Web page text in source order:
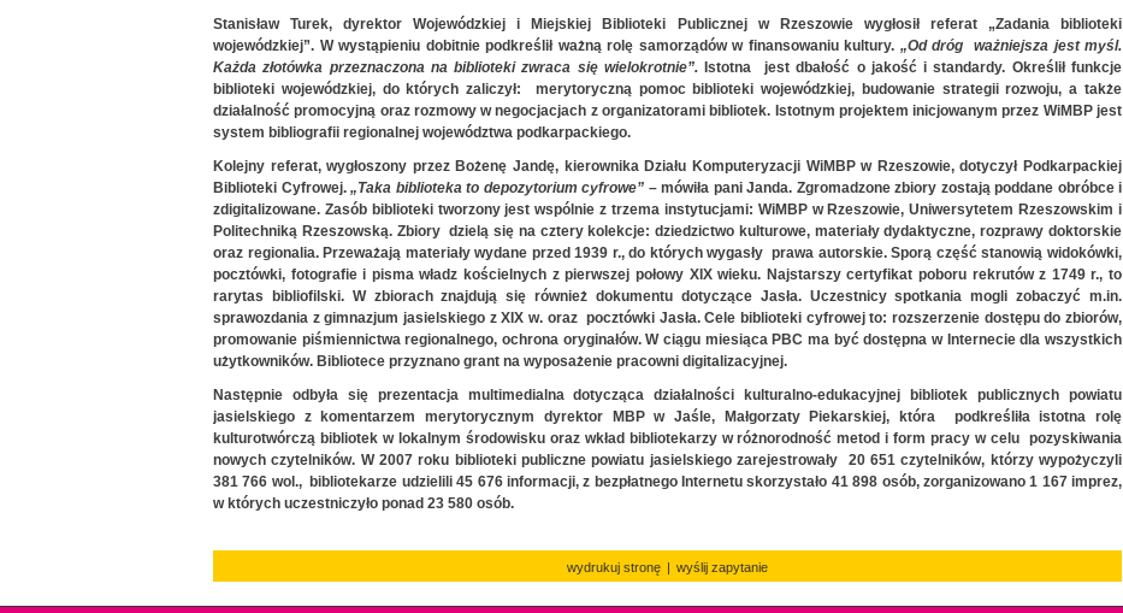
Stanisław Turek, dyrektor Wojewódzkiej i Miejskiej Biblioteki Publicznej w Rzeszowie wygłosił referat „Zadania biblioteki
wojewódzkiej”. W wystąpieniu dobitnie podkreślił ważną rolę samorządów w finansowaniu kultury. „Od dróg ważniejsza jest myśl.
Każda złotówka przeznaczona na biblioteki zwraca się wielokrotnie”. Istotna jest dbałość o jakość i standardy. Określił funkcje
biblioteki wojewódzkiej, do których zaliczył: merytoryczną pomoc biblioteki wojewódzkiej, budowanie strategii rozwoju, a także
działalność promocyjną oraz rozmowy w negocjacjach z organizatorami bibliotek. Istotnym projektem inicjowanym przez WiMBP jest
system bibliografii regionalnej województwa podkarpackiego.
Kolejny referat, wygłoszony przez Bożenę Jandę, kierownika Działu Komputeryzacji WiMBP w Rzeszowie, dotyczył Podkarpackiej
Biblioteki Cyfrowej. „Taka biblioteka to depozytorium cyfrowe” – mówiła pani Janda. Zgromadzone zbiory zostają poddane obróbce i
zdigitalizowane. Zasób biblioteki tworzony jest wspólnie z trzema instytucjami: WiMBP w Rzeszowie, Uniwersytetem Rzeszowskim i
Politechniką Rzeszowską. Zbiory dzielą się na cztery kolekcje: dziedzictwo kulturowe, materiały dydaktyczne, rozprawy doktorskie
oraz regionalia. Przeważają materiały wydane przed 1939 r., do których wygasły prawa autorskie. Sporą część stanowią widokówki,
pocztówki, fotografie i pisma władz kościelnych z pierwszej połowy XIX wieku. Najstarszy certyfikat poboru rekrutów z 1749 r., to
rarytas bibliofilski. W zbiorach znajdują się również dokumentu dotyczące Jasła. Uczestnicy spotkania mogli zobaczyć m.in.
sprawozdania z gimnazjum jasielskiego z XIX w. oraz pocztówki Jasła. Cele biblioteki cyfrowej to: rozszerzenie dostępu do zbiorów,
promowanie piśmiennictwa regionalnego, ochrona oryginałów. W ciągu miesiąca PBC ma być dostępna w Internecie dla wszystkich
użytkowników. Bibliotece przyznano grant na wyposażenie pracowni digitalizacyjnej.
Następnie odbyła się prezentacja multimedialna dotycząca działalności kulturalno-edukacyjnej bibliotek publicznych powiatu
jasielskiego z komentarzem merytorycznym dyrektor MBP w Jaśle, Małgorzaty Piekarskiej, która podkreśliła istotna rolę
kulturotwórczą bibliotek w lokalnym środowisku oraz wkład bibliotekarzy w różnorodność metod i form pracy w celu pozyskiwania
nowych czytelników. W 2007 roku biblioteki publiczne powiatu jasielskiego zarejestrowały 20 651 czytelników, którzy wypożyczyli
381 766 wol., bibliotekarze udzielili 45 676 informacji, z bezpłatnego Internetu skorzystało 41 898 osób, zorganizowano 1 167 imprez,
w których uczestniczyło ponad 23 580 osób.
wydrukuj stronę | wyślij zapytanie